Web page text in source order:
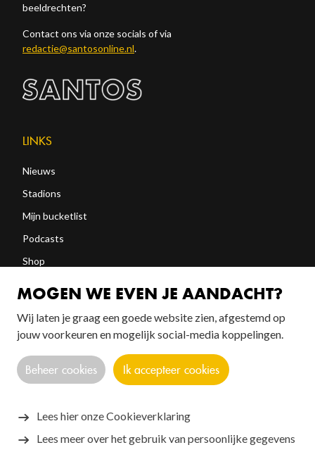
beeldrechten?
Contact ons via onze socials of via
redactie@santosonline.nl.
LINKS
Nieuws
Stadions
Mijn bucketlist
Podcasts
Shop
FOLLOW US!
Copyright © 2026 SANTOS
MOGEN WE EVEN JE AANDACHT?
Wij laten je graag een goede website zien, afgestemd op
jouw voorkeuren en mogelijk social-media koppelingen.
Beheer cookies Ik accepteer cookies
Lees hier onze Cookieverklaring
Lees meer over het gebruik van persoonlijke gegevens